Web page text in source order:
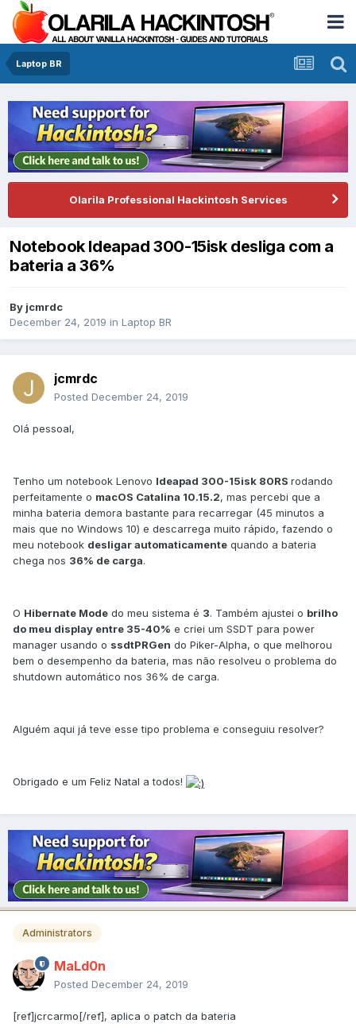
Laptop BR
Olarila Professional Hackintosh Services
Notebook Ideapad 300-15isk desliga com a
bateria a 36%
By jcmrdc
December 24, 2019 in Laptop BR
jcmrdc
Posted December 24, 2019
Olá pessoal,
Tenho um notebook Lenovo Ideapad 300-15isk 80RS rodando
perfeitamente o macOS Catalina 10.15.2, mas percebi que a
minha bateria demora bastante para recarregar (45 minutos a
mais que no Windows 10) e descarrega muito rápido, fazendo o
meu notebook desligar automaticamente quando a bateria
chega nos 36% de carga.
O Hibernate Mode do meu sistema é 3. Também ajustei o brilho
do meu display entre 35-40% e criei um SSDT para power
manager usando o ssdtPRGen do Piker-Alpha, o que melhorou
bem o desempenho da bateria, mas não resolveu o problema do
shutdown automático nos 36% de carga.
Alguém aqui já teve esse tipo problema e conseguiu resolver?
Obrigado e um Feliz Natal a todos!
Administrators
MaLd0n
Posted December 24, 2019
[ref]jcrcarmo[/ref], aplica o patch da bateria